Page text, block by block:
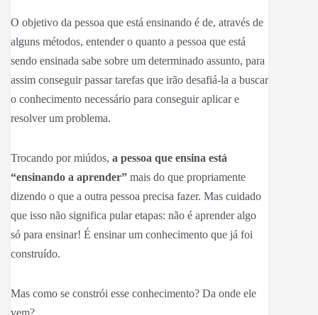
O objetivo da pessoa que está ensinando é de, através de
alguns métodos, entender o quanto a pessoa que está
sendo ensinada sabe sobre um determinado assunto, para
assim conseguir passar tarefas que irão desafiá-la a buscar
o conhecimento necessário para conseguir aplicar e
resolver um problema.
Trocando por miúdos, a pessoa que ensina está
“ensinando a aprender” mais do que propriamente
dizendo o que a outra pessoa precisa fazer. Mas cuidado
que isso não significa pular etapas: não é aprender algo
só para ensinar! É ensinar um conhecimento que já foi
construído.
Mas como se constrói esse conhecimento? Da onde ele